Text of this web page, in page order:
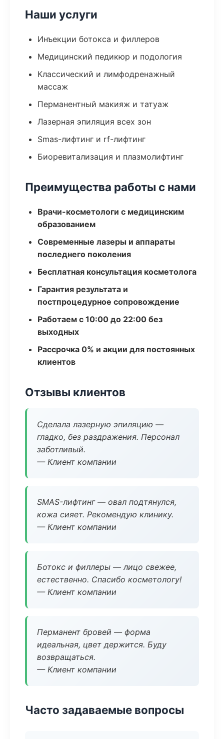
Наши услуги
Инъекции ботокса и филлеров
Медицинский педикюр и подология
Классический и лимфодренажный
массаж
Перманентный макияж и татуаж
Лазерная эпиляция всех зон
Smas-лифтинг и rf-лифтинг
Биоревитализация и плазмолифтинг
Преимущества работы с нами
Врачи-косметологи с медицинским
образованием
Современные лазеры и аппараты
последнего поколения
Бесплатная консультация косметолога
Гарантия результата и
постпроцедурное сопровождение
Работаем с 10:00 до 22:00 без
выходных
Рассрочка 0% и акции для постоянных
клиентов
Отзывы клиентов
Сделала лазерную эпиляцию —
гладко, без раздражения. Персонал
заботливый.
— Клиент компании
SMAS-лифтинг — овал подтянулся,
кожа сияет. Рекомендую клинику.
— Клиент компании
Ботокс и филлеры — лицо свежее,
естественно. Спасибо косметологу!
— Клиент компании
Перманент бровей — форма
идеальная, цвет держится. Буду
возвращаться.
— Клиент компании
Часто задаваемые вопросы